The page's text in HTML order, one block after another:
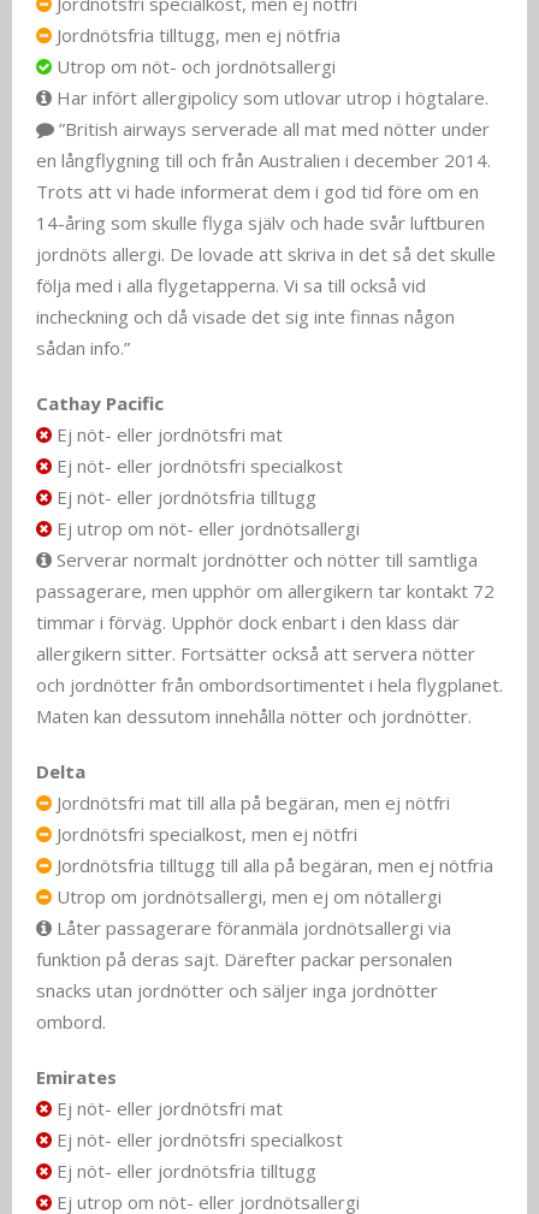
Jordnötsfria tilltugg, men ej nötfria
Utrop om nöt- och jordnötsallergi
Har infört allergipolicy som utlovar utrop i högtalare.
”British airways serverade all mat med nötter under
en långflygning till och från Australien i december 2014.
Trots att vi hade informerat dem i god tid före om en
14-åring som skulle flyga själv och hade svår luftburen
jordnöts allergi. De lovade att skriva in det så det skulle
följa med i alla flygetapperna. Vi sa till också vid
incheckning och då visade det sig inte finnas någon
sådan info.”
Cathay Pacific
Ej nöt- eller jordnötsfri mat
Ej nöt- eller jordnötsfri specialkost
Ej nöt- eller jordnötsfria tilltugg
Ej utrop om nöt- eller jordnötsallergi
Serverar normalt jordnötter och nötter till samtliga
passagerare, men upphör om allergikern tar kontakt 72
timmar i förväg. Upphör dock enbart i den klass där
allergikern sitter. Fortsätter också att servera nötter
och jordnötter från ombordsortimentet i hela flygplanet.
Maten kan dessutom innehålla nötter och jordnötter.
Delta
Jordnötsfri mat till alla på begäran, men ej nötfri
Jordnötsfri specialkost, men ej nötfri
Jordnötsfria tilltugg till alla på begäran, men ej nötfria
Utrop om jordnötsallergi, men ej om nötallergi
Låter passagerare föranmäla jordnötsallergi via
funktion på deras sajt. Därefter packar personalen
snacks utan jordnötter och säljer inga jordnötter
ombord.
Emirates
Ej nöt- eller jordnötsfri mat
Ej nöt- eller jordnötsfri specialkost
Ej nöt- eller jordnötsfria tilltugg
Ej utrop om nöt- eller jordnötsallergi